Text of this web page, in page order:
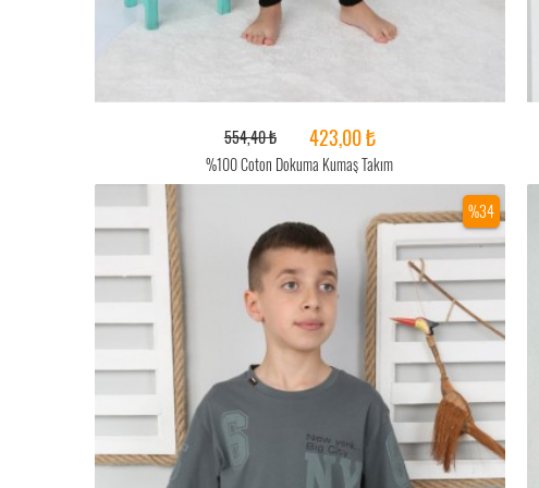
554,40 ₺ 423,00 ₺
%100 Coton Dokuma Kumaş Takım
%34